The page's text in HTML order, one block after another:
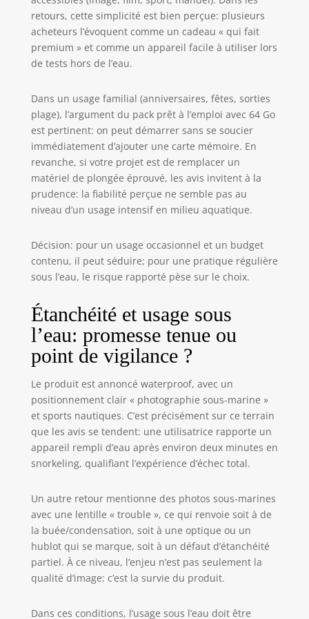
étanche jusqu'à
10 mètres et son
design flottant la
rend idéale pour
sous-marine et les
sports nautiques.
Elle ne coule pas
en cas de chute,
garantissant ainsi
la sécurité et la
récupération de
votre appareil.
【Deux écrans
un cadrage
faciles】 Les
écrans avant et
de photos de
groupe. L'écran
avant prévisualise
les images en
que l'écran arrière
vous aide à
composer la photo
parfaite.
【Mémoire
intégrée de 64
grâce à 64 Go de
stockage intégré.
Cet appareil photo
étanche prend
également en
charge les cartes
extensibles
retours, cette simplicité est bien perçue: plusieurs
acheteurs l’évoquent comme un cadeau « qui fait
premium » et comme un appareil facile à utiliser lors
de tests hors de l’eau.
Dans un usage familial (anniversaires, fêtes, sorties
plage), l’argument du pack prêt à l’emploi avec 64 Go
est pertinent: on peut démarrer sans se soucier
immédiatement d’ajouter une carte mémoire. En
revanche, si votre projet est de remplacer un
matériel de plongée éprouvé, les avis invitent à la
prudence: la fiabilité perçue ne semble pas au
niveau d’un usage intensif en milieu aquatique.
Décision: pour un usage occasionnel et un budget
contenu, il peut séduire; pour une pratique régulière
sous l’eau, le risque rapporté pèse sur le choix.
Étanchéité et usage sous
l’eau: promesse tenue ou
point de vigilance ?
Le produit est annoncé waterproof, avec un
positionnement clair « photographie sous-marine »
et sports nautiques. C’est précisément sur ce terrain
que les avis se tendent: une utilisatrice rapporte un
appareil rempli d’eau après environ deux minutes en
snorkeling, qualifiant l’expérience d’échec total.
Un autre retour mentionne des photos sous-marines
avec une lentille « trouble », ce qui renvoie soit à de
la buée/condensation, soit à une optique ou un
hublot qui se marque, soit à un défaut d’étanchéité
partiel. À ce niveau, l’enjeu n’est pas seulement la
qualité d’image: c’est la survie du produit.
Dans ces conditions, l’usage sous l’eau doit être